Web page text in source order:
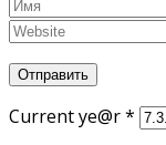
Current ye@r*